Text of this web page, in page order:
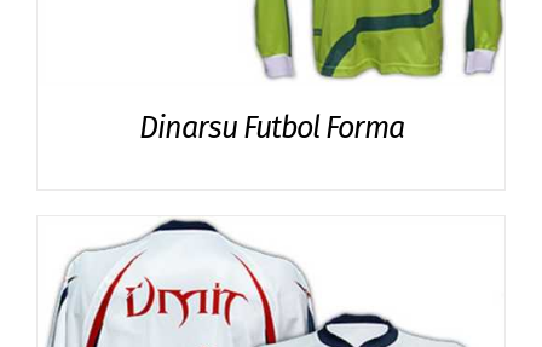
Dinarsu Futbol Forma